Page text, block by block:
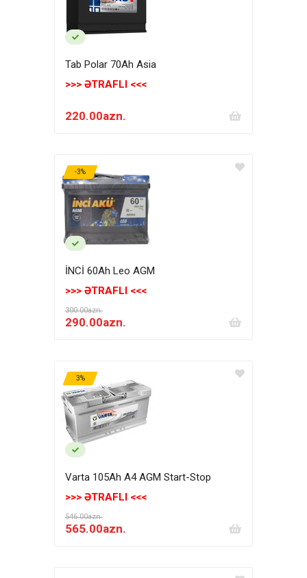
Tab Polar 70Ah Asia
>>> ƏTRAFLI <<<
220.00azn.
-3%
İNCİ 60Ah Leo AGM
>>> ƏTRAFLI <<<
300.00azn.
290.00azn.
3%
Varta 105Ah A4 AGM Start-Stop
>>> ƏTRAFLI <<<
546.00azn.
565.00azn.